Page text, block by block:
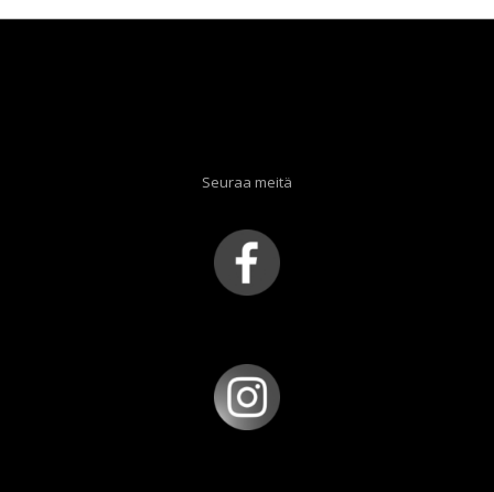
Seuraa meitä